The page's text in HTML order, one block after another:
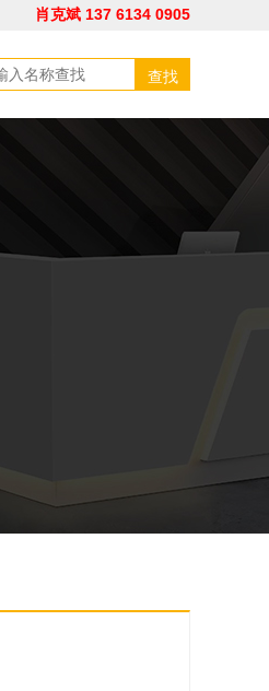
肖克斌 137 6134 0905